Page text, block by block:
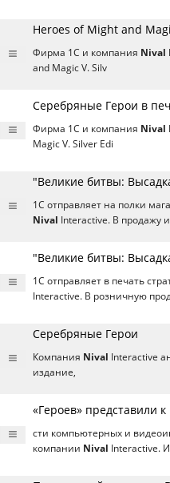
Heroes of Might and
Фирма 1C и компания Nival
and Magic V. Silv
Серебряные Герои в
Фирма 1C и компания Nival
Magic V. Silver Edi
"Великие битвы:
1C отправляет на полки
Nival Interactive. В продажу
"Великие битвы:
1C отправляет в печать
Interactive. В розничную
Серебряные Герои
Компания Nival Interactive
издание,
«Героев» представили
сти компьютерных и
компании Nival Interactive.